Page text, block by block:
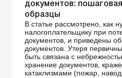
документов:
образцы
В статье рассмотрено, как
налогоплательщику при
документов, и приведены
документов. Утеря
быть связана с
хранение документов,
катаклизмами (пожар,